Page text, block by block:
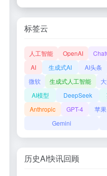
标签云
人工智能 OpenAI
AI
生成式AI AI头条
微软
生成式人工智能
AI模型
DeepSeek
Anthropic
GPT-4 苹果
Gemini
历史AI快讯回顾